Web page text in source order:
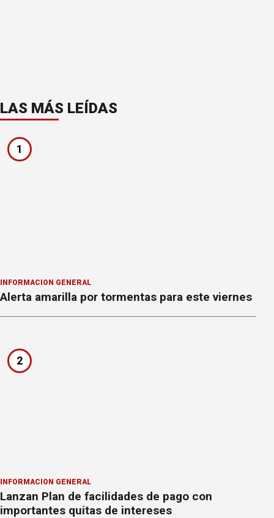
LAS MÁS LEÍDAS
1
INFORMACION GENERAL
Alerta amarilla por tormentas para este viernes
2
INFORMACION GENERAL
Lanzan Plan de facilidades de pago con
importantes quitas de intereses